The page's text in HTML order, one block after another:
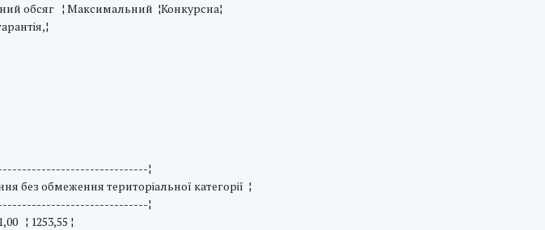
обсяг ¦ Максимальний ¦Конкурсна¦
¦
без обмеження територіальної категорії ¦
¦
¦ 1253,55 ¦